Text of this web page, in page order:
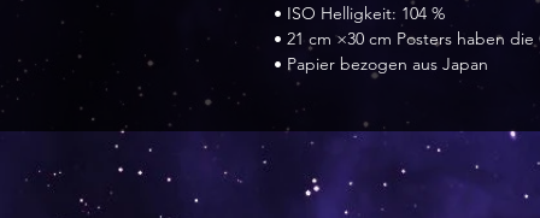
• ISO Helligkeit: 104 %
• 21 cm ×30 cm Posters haben
• Papier bezogen aus Japan